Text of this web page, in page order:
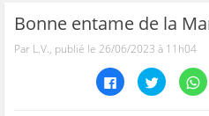
Bonne entame de la
Par L.V., publié le 26/06/2023 à 11h04
C
l
C
l
C
l